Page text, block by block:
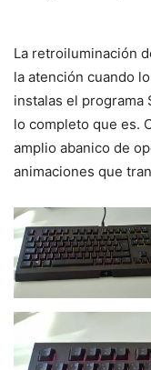
La retroiluminación
la atención cuando
instalas el programa
lo completo que es.
amplio abanico de
animaciones que